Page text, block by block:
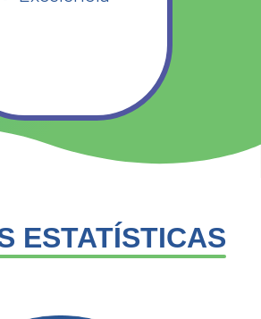
ESTATÍSTICAS​